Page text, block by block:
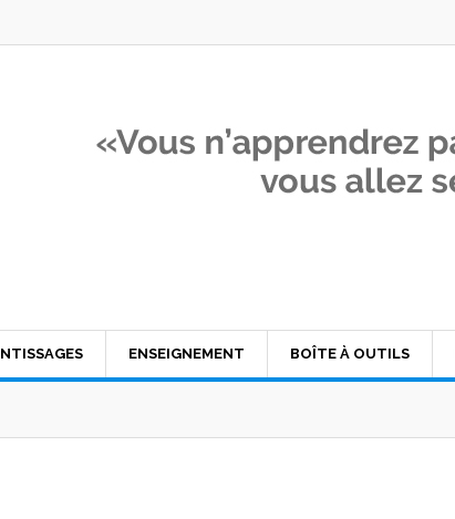
ENSEIGNEMENT BOÎTE À OUTILS